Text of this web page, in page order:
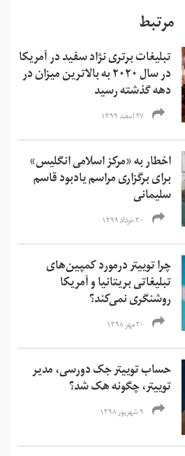
مرتبط
تبلیغات برتری نژاد سفید در آمریکا
در سال ۲۰۲۰ به بالاترین میزان در
دهه گذشته رسید
۲۷ اسفند ۱۳۹۹
اخطار به «مرکز اسلامی انگلیس»
برای برگزاری مراسم یادبود قاسم
سلیمانی
۳۰ خرداد ۱۳۹۹
چرا توییتر درمورد کمپین‌های
تبلیغاتی بریتانیا و آمریکا
روشنگری نمی‌کند؟
۲۰ مهر ۱۳۹۸
حساب توییتر جک دورسی، مدیر
توییتر، چگونه هک شد؟
۹ شهریور ۱۳۹۸